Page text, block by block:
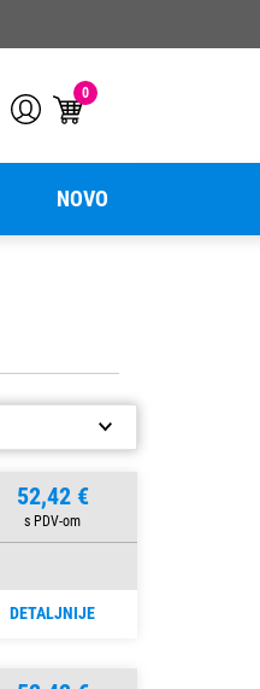
0
NOVO
52,42 €
DETALJNIJE